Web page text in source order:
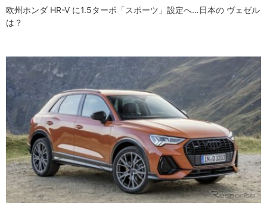
欧州ホンダ HR-V に1.5ターボ「スポーツ」設定へ…日本の ヴェゼル
は？